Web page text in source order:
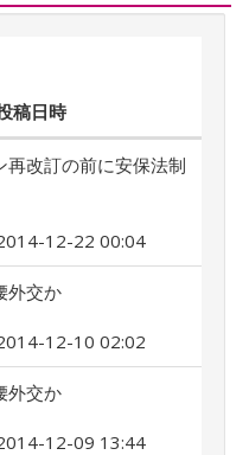
稿日時
再改訂の前に安保法制
12-22 00:04
外交か
12-10 02:02
外交か
12-09 13:44